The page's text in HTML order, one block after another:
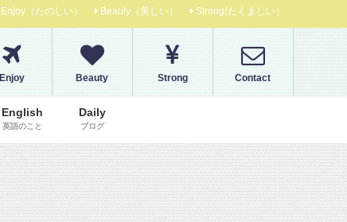
Enjoy（たのしい） Beauty（美しい） Strong(たくましい）
Enjoy Beauty Strong Contact
English
英語のこと
Daily
ブログ